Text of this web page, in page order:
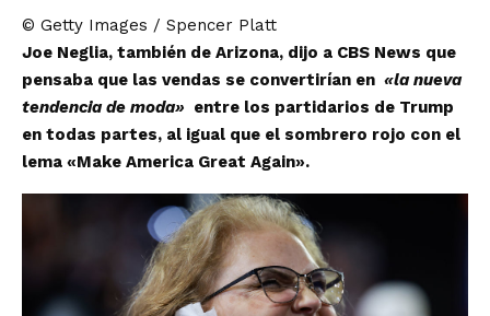
© Getty Images / Spencer Platt
Joe Neglia, también de Arizona, dijo a CBS News que
pensaba que las vendas se convertirían en «la nueva
tendencia de moda» entre los partidarios de Trump
en todas partes, al igual que el sombrero rojo con el
lema «Make America Great Again».